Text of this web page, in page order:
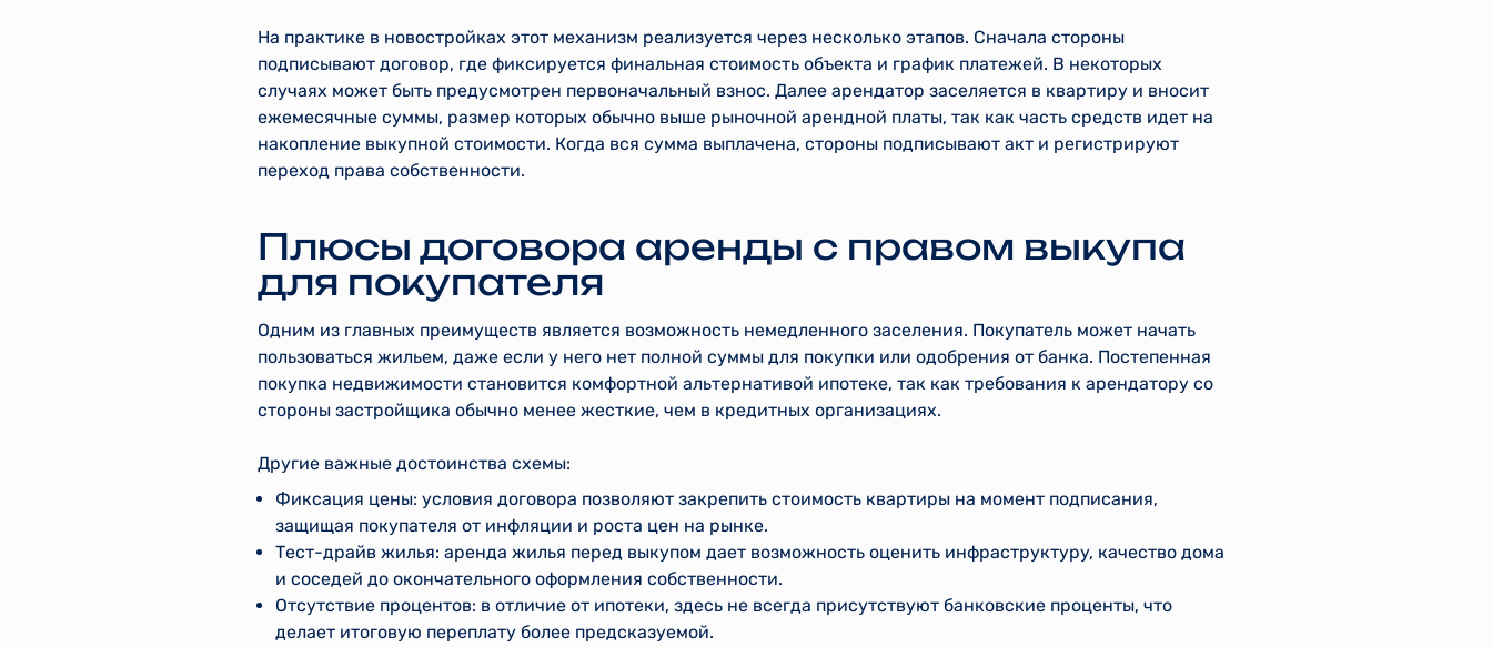
На практике в новостройках этот механизм реализуется через несколько этапов. Сначала стороны
подписывают договор, где фиксируется финальная стоимость объекта и график платежей. В некоторых
случаях может быть предусмотрен первоначальный взнос. Далее арендатор заселяется в квартиру и вносит
ежемесячные суммы, размер которых обычно выше рыночной арендной платы, так как часть средств идет на
накопление выкупной стоимости. Когда вся сумма выплачена, стороны подписывают акт и регистрируют
переход права собственности.
Плюсы договора аренды с правом выкупа
для покупателя
Одним из главных преимуществ является возможность немедленного заселения. Покупатель может начать
пользоваться жильем, даже если у него нет полной суммы для покупки или одобрения от банка. Постепенная
покупка недвижимости становится комфортной альтернативой ипотеке, так как требования к арендатору со
стороны застройщика обычно менее жесткие, чем в кредитных организациях.
Другие важные достоинства схемы:
Фиксация цены: условия договора позволяют закрепить стоимость квартиры на момент подписания,
защищая покупателя от инфляции и роста цен на рынке.
Тест-драйв жилья: аренда жилья перед выкупом дает возможность оценить инфраструктуру, качество дома
и соседей до окончательного оформления собственности.
Отсутствие процентов: в отличие от ипотеки, здесь не всегда присутствуют банковские проценты, что
делает итоговую переплату более предсказуемой.